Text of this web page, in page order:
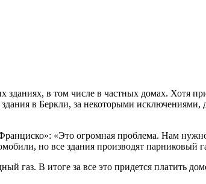
в том числе в частных домах. Хотя
в Беркли, за некоторыми исключениями,
«Это огромная проблема. Нам нужно
но все здания производят парниковый
газ. В итоге за все это придется платить